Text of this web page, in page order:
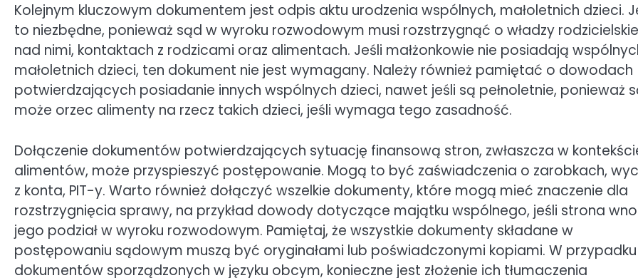
Kolejnym kluczowym dokumentem jest odpis aktu urodzenia wspólnych, małoletnich dzieci.
to niezbędne, ponieważ sąd w wyroku rozwodowym musi rozstrzygnąć o władzy
nad nimi, kontaktach z rodzicami oraz alimentach. Jeśli małżonkowie nie posiadają
małoletnich dzieci, ten dokument nie jest wymagany. Należy również pamiętać o dowodach
potwierdzających posiadanie innych wspólnych dzieci, nawet jeśli są pełnoletnie, ponieważ
może orzec alimenty na rzecz takich dzieci, jeśli wymaga tego zasadność.
Dołączenie dokumentów potwierdzających sytuację finansową stron, zwłaszcza w
alimentów, może przyspieszyć postępowanie. Mogą to być zaświadczenia o zarobkach,
z konta, PIT-y. Warto również dołączyć wszelkie dokumenty, które mogą mieć znaczenie dla
rozstrzygnięcia sprawy, na przykład dowody dotyczące majątku wspólnego, jeśli strona
jego podział w wyroku rozwodowym. Pamiętaj, że wszystkie dokumenty składane w
postępowaniu sądowym muszą być oryginałami lub poświadczonymi kopiami. W przypadku
dokumentów sporządzonych w języku obcym, konieczne jest złożenie ich tłumaczenia